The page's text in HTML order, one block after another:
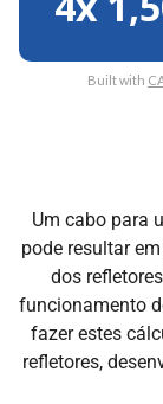
Um cabo para
pode resultar
dos
funcionamento
fazer estes
refletores,